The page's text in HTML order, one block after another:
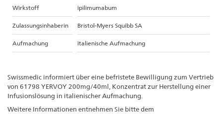
Wirkstoff ipilimumabum
Zulassungsinhaberin Bristol-Myers Squibb SA
Aufmachung italienische Aufmachung
Swissmedic informiert über eine befristete Bewilligung zum Vertrieb
von 61798 YERVOY 200mg/40ml, Konzentrat zur Herstellung einer
Infusionslösung in italienischer Aufmachung.
Weitere Informationen entnehmen Sie bitte dem